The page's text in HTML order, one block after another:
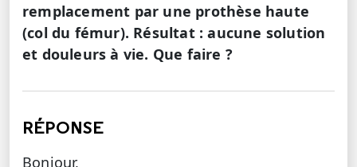
remplacement par une prothèse haute
(col du fémur). Résultat : aucune solution
et douleurs à vie. Que faire ?
RÉPONSE
Bonjour,